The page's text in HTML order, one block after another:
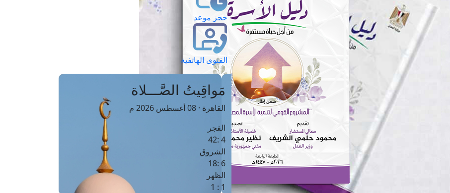
حجز موعد
الفتوى الهاتفية
مَواقِيتُ الصَّـــلاة
القاهرة · 08 أغسطس 2026 م
الفجر
4 :42
الشروق
6 :18
الظهر
1 : 1